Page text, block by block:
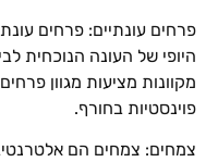
פרחים עונתיים: פרחים
היופי של העונה הנוכחית
מקוונות מציעות מגוון
פוינסטיות בחורף.
צמחים: צמחים הם